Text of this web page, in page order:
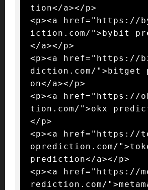
tion</a></p>
<p><a href="https://
iction.com/">bybit
</a></p>
<p><a href="https://
diction.com/">bitget
on</a></p>
<p><a href="https://
tion.com/">okx
</p>
<p><a href="https://
oprediction.com/
prediction</a></p>
<p><a href="https://
rediction.com/